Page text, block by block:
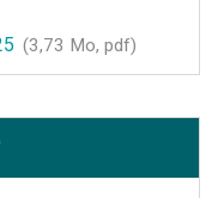
3,73 Mo, pdf